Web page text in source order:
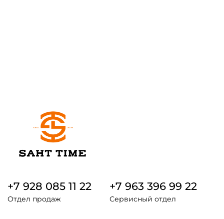
+7 928 085 11 22
Отдел продаж
+7 963 396 99 22
Сервисный отдел